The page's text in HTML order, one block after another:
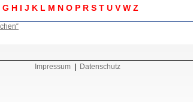
G H I J K L M N O P R S T U V W Z
Impressum| Datenschutz